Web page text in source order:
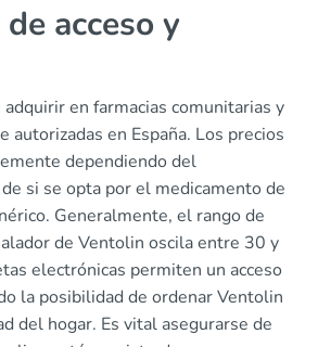
acceso y
en farmacias comunitarias y
autorizadas en España. Los precios
dependiendo del
si se opta por el medicamento de
Generalmente, el rango de
de Ventolin oscila entre 30 y
electrónicas permiten un acceso
la posibilidad de ordenar Ventolin
del hogar. Es vital asegurarse de